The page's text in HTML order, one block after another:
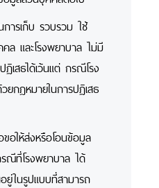
รเก็บ รวบรวม ใช้
ล และโรงพยาบาล ไม่มี
เสธได้เว้นแต่ กรณีโรง
กฎหมายในการปฏิเสธ
อให้ส่งหรือโอนข้อมูล
ณีที่โรงพยาบาล ได้
ยู่ในรูปแบบที่สามารถ